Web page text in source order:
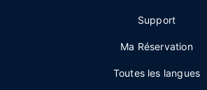
Support
Ma Réservation
Toutes les langues